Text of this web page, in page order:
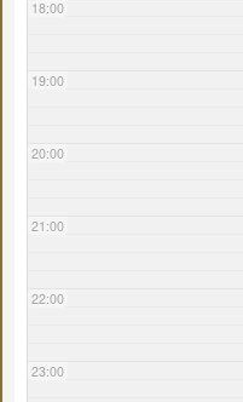
18:00
19:00
20:00
21:00
22:00
23:00